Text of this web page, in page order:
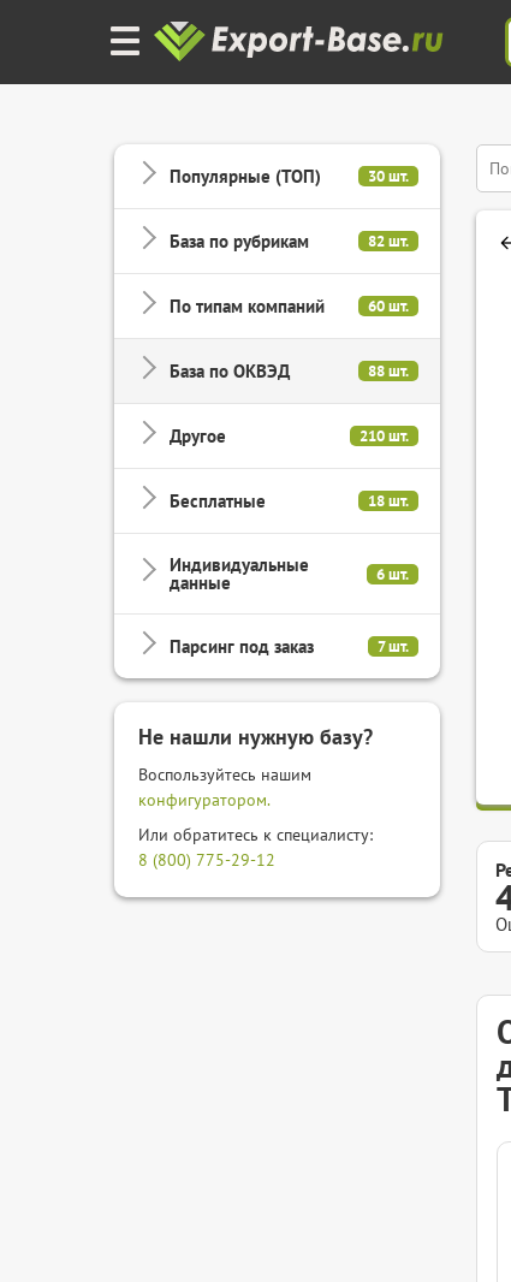
Популярные (ТОП) 30 шт.
База по рубрикам 82 шт.
По типам компаний 60 шт.
База по ОКВЭД 88 шт.
Другое 210 шт.
Бесплатные 18 шт.
Индивидуальные
данные 6 шт.
Парсинг под заказ 7 шт.
Не нашли нужную базу?
Воспользуйтесь нашим
конфигуратором.
Или обратитесь к специалисту:
8 (800) 775-29-12